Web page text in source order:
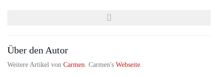
Über den Autor
Weitere Artikel von Carmen. Carmen's Webseite.